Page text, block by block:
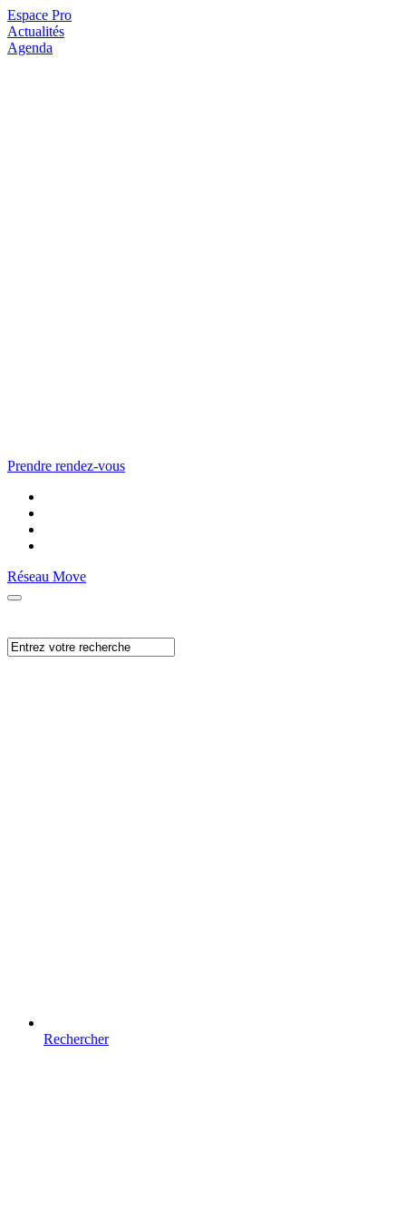
Espace Pro
Actualités
Agenda
Prendre rendez-vous
Réseau Move
Rechercher